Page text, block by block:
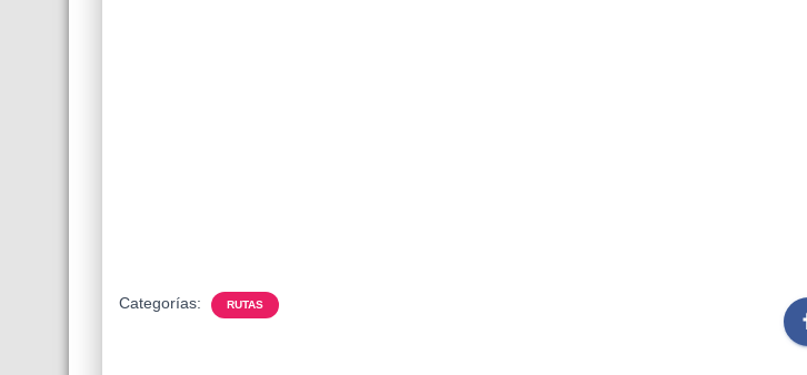
Categorías: RUTAS